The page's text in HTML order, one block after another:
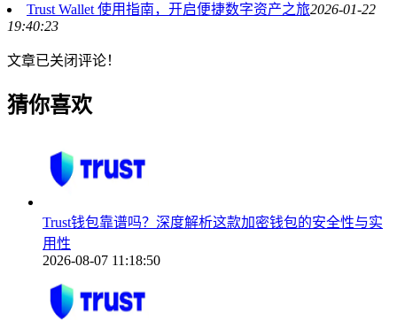
Trust Wallet 使用指南，开启便捷数字资产之旅2026-01-22
19:40:23
文章已关闭评论！
猜你喜欢
Trust钱包靠谱吗？深度解析这款加密钱包的安全性与实
用性
2026-08-07 11:18:50